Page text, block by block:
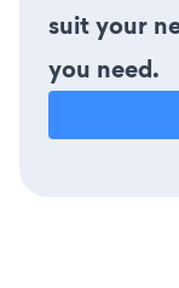
suit your
you need.